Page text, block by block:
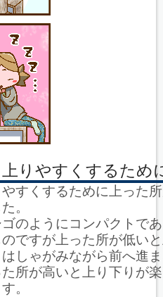
りやすくするため
すくするために上った
。
のようにコンパクトで
ですが上った所が低い
しゃがみながら前へ進
所が高いと上り下りが
。